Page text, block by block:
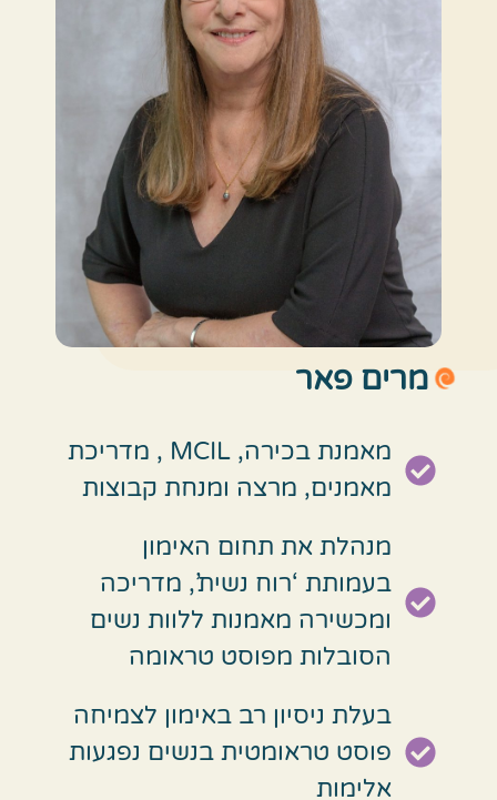
מרים פאר
מאמנת בכירה, MCIL , מדריכת
מאמנים, מרצה ומנחת קבוצות
מנהלת את תחום האימון
בעמותת ‘רוח נשית’, מדריכה
ומכשירה מאמנות ללוות נשים
הסובלות מפוסט טראומה
בעלת ניסיון רב באימון לצמיחה
פוסט טראומטית בנשים נפגעות
אלימות